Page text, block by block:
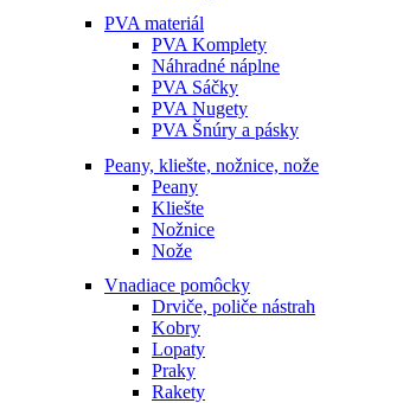
PVA materiál
PVA Komplety
Náhradné náplne
PVA Sáčky
PVA Nugety
PVA Šnúry a pásky
Peany, kliešte, nožnice, nože
Peany
Kliešte
Nožnice
Nože
Vnadiace pomôcky
Drviče, poliče nástrah
Kobry
Lopaty
Praky
Rakety